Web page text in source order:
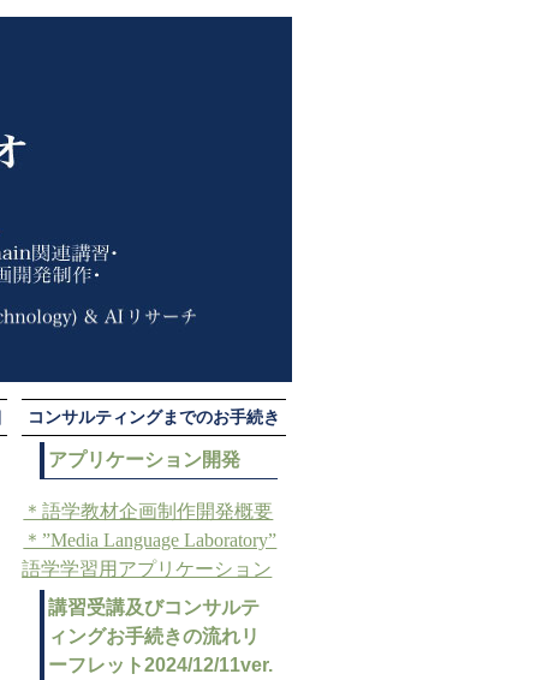
コンサルティングまでのお手続き
アプリケーション開発
＊語学教材企画制作開発概要
＊”Media Language Laboratory”
語学学習用アプリケーション
講習受講及びコンサルテ
ィングお手続きの流れリ
ーフレット2024/12/11ver.